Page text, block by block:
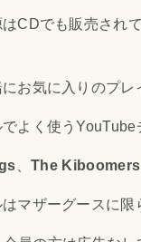
CDでも販売され
お気に入りのプレ
よく使うYouTube
、The Kiboomers
マザーグース に限